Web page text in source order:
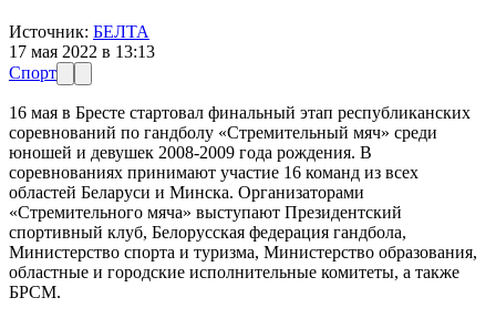
Источник: БЕЛТА
17 мая 2022 в 13:13
Спорт
16 мая в Бресте стартовал финальный этап республиканских
соревнований по гандболу «Стремительный мяч» среди
юношей и девушек 2008-2009 года рождения. В
соревнованиях принимают участие 16 команд из всех
областей Беларуси и Минска. Организаторами
«Стремительного мяча» выступают Президентский
спортивный клуб, Белорусская федерация гандбола,
Министерство спорта и туризма, Министерство образования,
областные и городские исполнительные комитеты, а также
БРСМ.